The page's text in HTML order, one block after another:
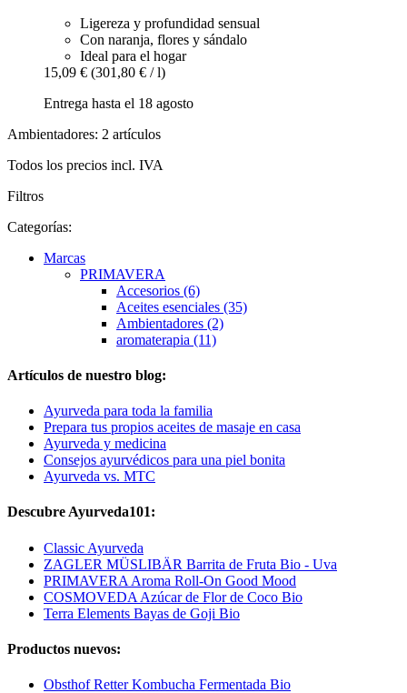
Ligereza y profundidad sensual
Con naranja, flores y sándalo
Ideal para el hogar
15,09 € (301,80 € / l)
Entrega hasta el 18 agosto
Ambientadores: 2 artículos
Todos los precios incl. IVA
Filtros
Categorías:
Marcas
PRIMAVERA
Accesorios (6)
Aceites esenciales (35)
Ambientadores (2)
aromaterapia (11)
Artículos de nuestro blog:
Ayurveda para toda la familia
Prepara tus propios aceites de masaje en casa
Ayurveda y medicina
Consejos ayurvédicos para una piel bonita
Ayurveda vs. MTC
Descubre Ayurveda101:
Classic Ayurveda
ZAGLER MÜSLIBÄR Barrita de Fruta Bio - Uva
PRIMAVERA Aroma Roll-On Good Mood
COSMOVEDA Azúcar de Flor de Coco Bio
Terra Elements Bayas de Goji Bio
Productos nuevos:
Obsthof Retter Kombucha Fermentada Bio